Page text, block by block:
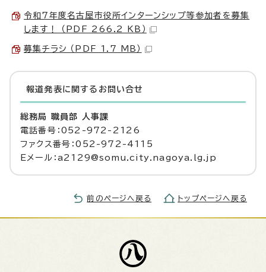
令和7年度名古屋市役所インターンシップ等参加者を募集
します！ （PDF 266.2 KB）
募集チラシ （PDF 1.7 MB）
報道発表に関するお問い合せ
総務局 職員部 人事課
電話番号：052-972-2126
ファクス番号：052-972-4115
Eメール：a2129@somu.city.nagoya.lg.jp
前のページへ戻る トップページへ戻る